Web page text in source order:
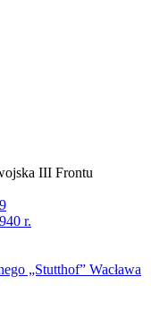
III Frontu
r.
„Stutthof” Wacława